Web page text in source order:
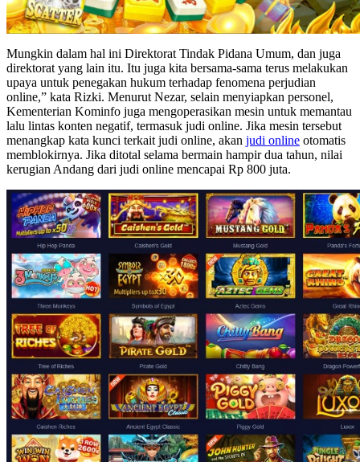
Mungkin dalam hal ini Direktorat Tindak Pidana Umum, dan juga
direktorat yang lain itu. Itu juga kita bersama-sama terus melakukan
upaya untuk penegakan hukum terhadap fenomena perjudian
online,” kata Rizki. Menurut Nezar, selain menyiapkan personel,
Kementerian Kominfo juga mengoperasikan mesin untuk memantau
lalu lintas konten negatif, termasuk judi online. Jika mesin tersebut
menangkap kata kunci terkait judi online, akan judi online otomatis
memblokirnya. Jika ditotal selama bermain hampir dua tahun, nilai
kerugian Andang dari judi online mencapai Rp 800 juta.